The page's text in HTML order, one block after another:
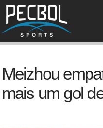
Meizhou
mais um gol